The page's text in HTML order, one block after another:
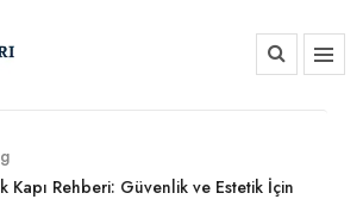
Kapı Rehberi: Güvenlik ve Estetik İçin